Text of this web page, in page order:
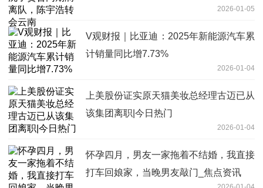
2026-01-05
V观财报｜比亚迪：2025年新能源汽车累
计销量同比增7.73%
2026-01-04
上美股份证实原天猫美妆总经理古迈已从
该集团离职|今日热门
2026-01-04
怀孕四月，男友一家拖着不结婚，我直接
打车回娘家，当晚男友敲门_焦点资讯